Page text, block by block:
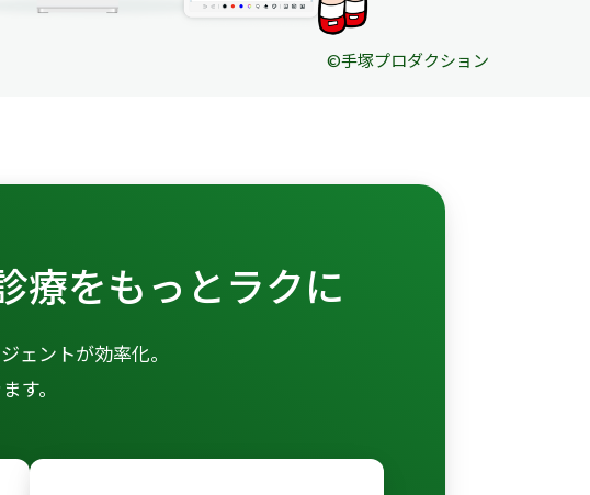
©️手塚プロダクション
療をもっとラクに
ェントが効率化。
す。